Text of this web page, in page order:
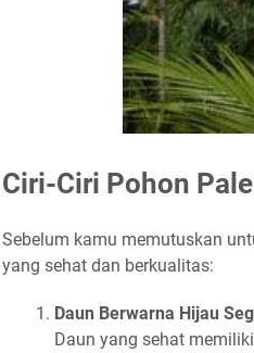
Ciri-Ciri Pohon
Sebelum kamu memutuskan
yang sehat dan berkualitas:
Daun Berwarna Hijau
Daun yang sehat